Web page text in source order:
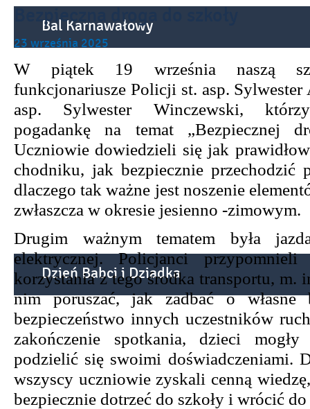
Bal Karnawałowy
Dzień Babci i Dziadka
Bezpieczna droga do szkoły
23 września 2025
W piątek 19 września naszą
funkcjonariusze Policji st. asp. Sylwester
asp. Sylwester Winczewski,
pogadankę na temat „Bezpiecznej
Uczniowie dowiedzieli się jak
chodniku, jak bezpiecznie przechodzić
dlaczego tak ważne jest noszenie
zwłaszcza w okresie jesienno -zimowym.
Drugim ważnym tematem była
elektrycznej. Policjanci przypomnieli
korzystania z tego środka transportu, m.
nim poruszać, jak zadbać o własne
bezpieczeństwo innych uczestników
zakończenie spotkania, dzieci
podzielić się swoimi doświadczeniami.
wszyscy uczniowie zyskali cenną
bezpiecznie dotrzeć do szkoły i wrócić